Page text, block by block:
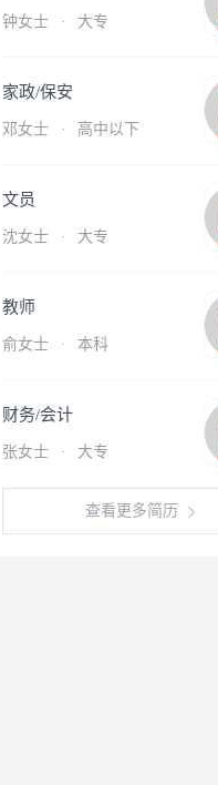
钟女士 · 大专
家政/保安
邓女士 · 高中以下
文员
沈女士 · 大专
教师
俞女士 · 本科
财务/会计
张女士 · 大专
查看更多简历